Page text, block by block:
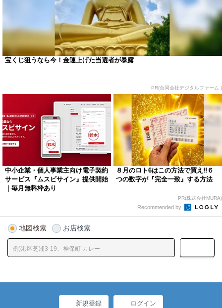
宝くじ狙うなら今！金運上げた当選者が暴露
PR(合同会社デジタルファーム )
中小企業・個人事業主向け電子契約
サービス『ムスビサイン』提供開始
｜毎月無料枠あり
８月のロト6はこの方法で買え!!６
つの数字が『完全一致』する方法
PR(株式会社MURA)
Recommended by
地図検索 お店検索
新規登録 ログイン